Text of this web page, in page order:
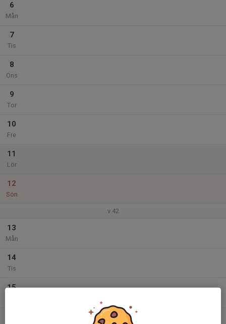
6
Mån
7
Tis
8
Ons
9
Tor
10
Fre
11
Lör
12
Sön
v.42
13
Mån
14
Tis
15